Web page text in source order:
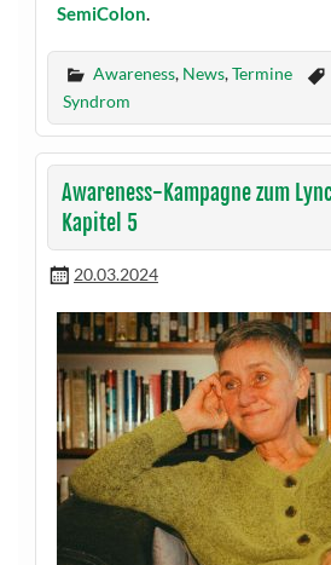
SemiColon.
Awareness, News,Termine
Syndrom
Awareness-Kampagne zum
Kapitel 5
20.03.2024